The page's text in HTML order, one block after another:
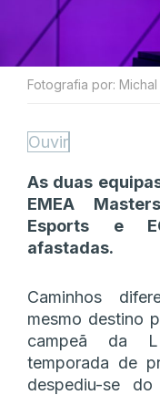
Fotografia por:
Ouvir
As duas
EMEA
Esports e
afastadas.
Caminhos
mesmo destino
campeã da
temporada de
despediu-se